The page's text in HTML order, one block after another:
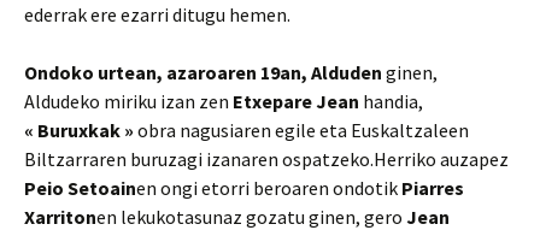
ederrak ere ezarri ditugu hemen.
Ondoko urtean, azaroaren 19an, Alduden ginen,
Aldudeko miriku izan zen Etxepare Jean handia,
« Buruxkak » obra nagusiaren egile eta Euskaltzaleen
Biltzarraren buruzagi izanaren ospatzeko.Herriko auzapez
Peio Setoainen ongi etorri beroaren ondotik Piarres
Xarritonen lekukotasunaz gozatu ginen, gero Jean